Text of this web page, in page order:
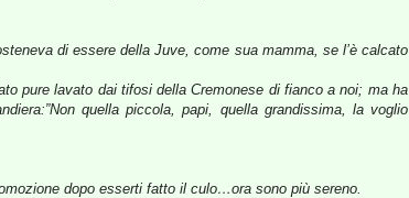
di essere della Juve, come sua mamma, se l’è calcato
pure lavato dai tifosi della Cremonese di fianco a noi; ma ha
quella piccola, papi, quella grandissima, la voglio
dopo esserti fatto il culo…ora sono più sereno.